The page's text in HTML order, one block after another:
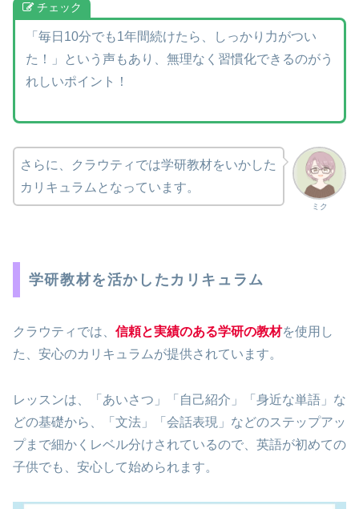
チェック
「毎日10分でも1年間続けたら、しっかり力がつい
た！」という声もあり、無理なく習慣化できるのがう
れしいポイント！
ミク
さらに、クラウティでは学研教材をいかした
カリキュラムとなっています。
学研教材を活かしたカリキュラム
クラウティでは、 信頼と実績のある学研の教材を使用し
た、安心のカリキュラムが提供されています。
レッスンは、「あいさつ」「自己紹介」「身近な単語」な
どの基礎から、「文法」「会話表現」などのステップアッ
プまで細かくレベル分けされているので、英語が初めての
子供でも、安心して始められます。